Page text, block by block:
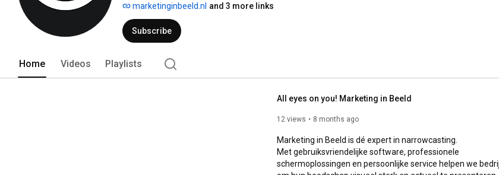
marketinginbeeld.nl and 3 more links
Subscribe
Home Videos Playlists
All eyes on you! Marketing in Beeld
12 views 8 months ago
Marketing in Beeld is dé expert in narrowcasting.
Met gebruiksvriendelijke software, professionele
schermoplossingen en persoonlijke service helpen we